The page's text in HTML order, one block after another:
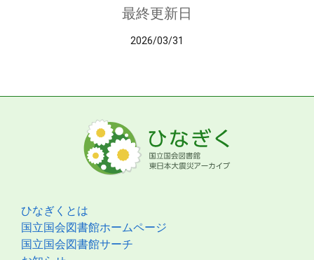
最終更新日
2026/03/31
ひなぎくとは
国立国会図書館ホームページ
国立国会図書館サーチ